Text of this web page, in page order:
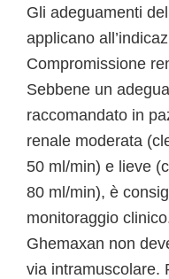
Gli adeguamenti
applicano
Compromissione
Sebbene un
raccomandato in
renale moderata
50 ml/min) e lieve
80 ml/min), è
monitoraggio
Ghemaxan non
via intramuscolare.